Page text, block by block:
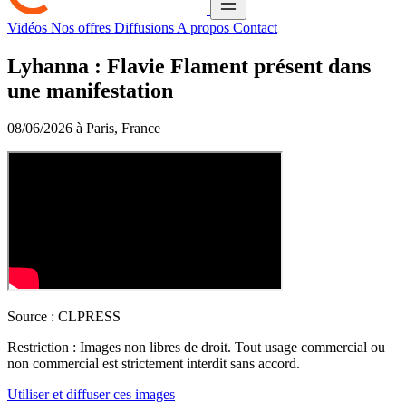
Vidéos Nos offres Diffusions A propos Contact
Lyhanna : Flavie Flament présent dans
une manifestation
08/06/2026 à Paris, France
Source : CLPRESS
Restriction : Images non libres de droit. Tout usage commercial ou
non commercial est strictement interdit sans accord.
Utiliser et diffuser ces images